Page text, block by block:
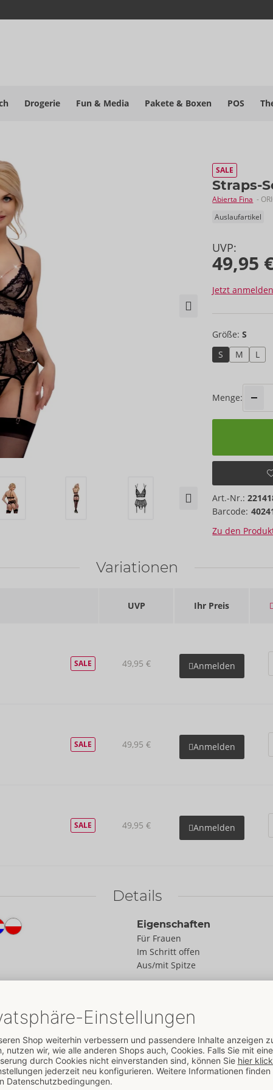
Drogerie Fun & Media Pakete & Boxen POS
SALE
Straps-
Abierta Fina -
Auslaufartikel
UVP:
49,95
Jetzt
Größe:S
S
M L
Menge:
Art.-Nr.:
Barcode:
Zu den
Variationen
UVP Ihr Preis
SALE 49,95 € Anmelden
SALE 49,95 € Anmelden
SALE 49,95 € Anmelden
Details
Fina. Alles ist aus
Eigenschaften
Für Frauen
Im Schritt offen
Aus/mit Spitze
Material: 90% Polyamid, 10%
Elasthan
Zur Materialkunde
Größe